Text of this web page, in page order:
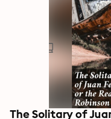
The Solitary of